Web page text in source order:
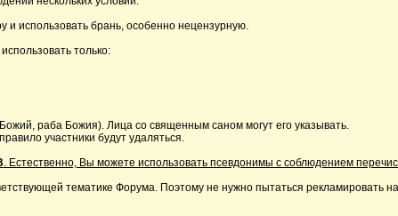
и использовать брань, особенно нецензурную.
только:
раба Божия). Лица со священным саном могут его указывать.
участники будут удаляться.
. Естественно, Вы можете использовать псевдонимы с соблюдением
тематике Форума. Поэтому не нужно пытаться